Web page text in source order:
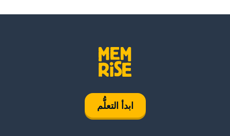
ابدأ التعلُّم